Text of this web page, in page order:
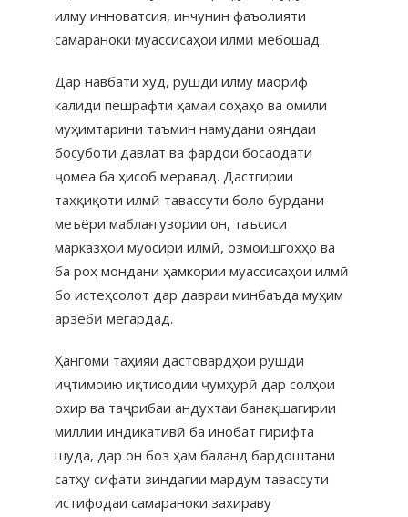
илму инноватсия, инчунин фаъолияти
самараноки муассисаҳои илмӣ мебошад.
Дар навбати худ, рушди илму маориф
калиди пешрафти ҳамаи соҳаҳо ва омили
муҳимтарини таъмин намудани ояндаи
босуботи давлат ва фардои босаодати
ҷомеа ба ҳисоб меравад. Дастгирии
таҳқиқоти илмӣ тавассути боло бурдани
меъёри маблағгузории он, таъсиси
марказҳои муосири илмӣ, озмоишгоҳҳо ва
ба роҳ мондани ҳамкории муассисаҳои илмӣ
бо истеҳсолот дар давраи минбаъда муҳим
арзёбӣ мегардад.
Ҳангоми таҳияи дастовардҳои рушди
иҷтимоию иқтисодии ҷумҳурӣ дар солҳои
охир ва таҷрибаи андухтаи банақшагирии
миллии индикативӣ ба инобат гирифта
шуда, дар он боз ҳам баланд бардоштани
сатҳу сифати зиндагии мардум тавассути
истифодаи самараноки захираву